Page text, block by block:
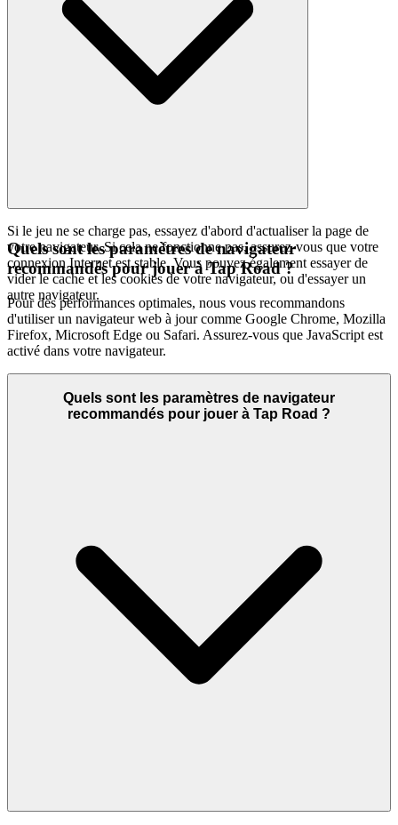
Si le jeu ne se charge pas, essayez d'abord d'actualiser la page de
votre navigateur. Si cela ne fonctionne pas, assurez-vous que votre
connexion Internet est stable. Vous pouvez également essayer de
vider le cache et les cookies de votre navigateur, ou d'essayer un
autre navigateur.
Quels sont les paramètres de navigateur
recommandés pour jouer à Tap Road ?
Pour des performances optimales, nous vous recommandons
d'utiliser un navigateur web à jour comme Google Chrome, Mozilla
Firefox, Microsoft Edge ou Safari. Assurez-vous que JavaScript est
activé dans votre navigateur.
Quels sont les paramètres de navigateur
recommandés pour jouer à Tap Road ?